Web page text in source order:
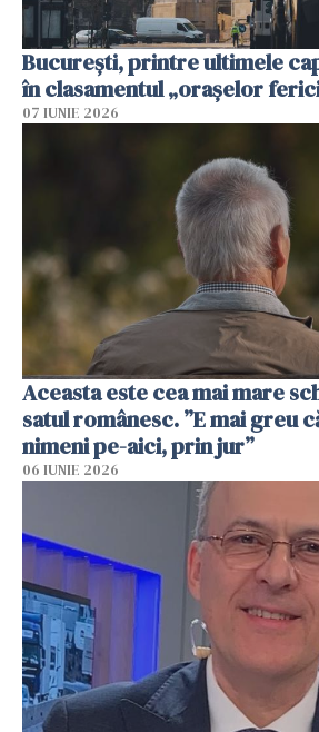
București, printre ultimele
în clasamentul „orașelor
07 IUNIE 2026
Aceasta este cea mai mare
satul românesc. ”E mai greu
nimeni pe-aici, prin jur”
06 IUNIE 2026